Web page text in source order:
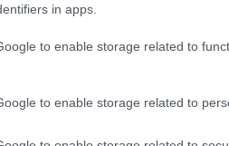
in apps.
to enable storage related to
to enable storage related to
OLVASOM
BALÁZSI JÓZSEF